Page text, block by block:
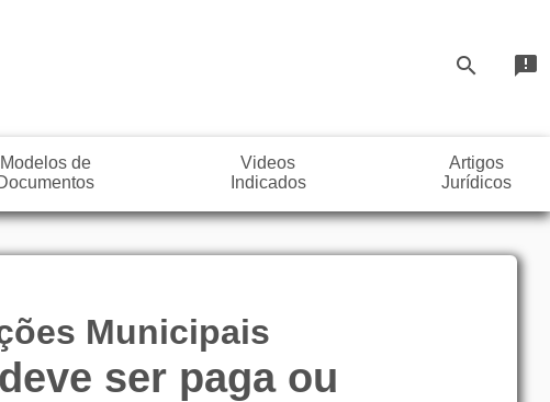
search announcement
Modelos de
Videos
Indicados
Artigos
Jurídicos
Municipais
ser paga ou